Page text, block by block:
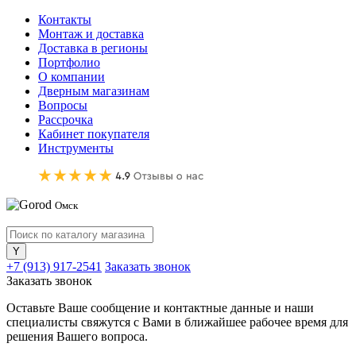
Контакты
Монтаж и доставка
Доставка в регионы
Портфолио
О компании
Дверным магазинам
Вопросы
Рассрочка
Кабинет покупателя
Инструменты
Омск
+7 (913) 917-2541 Заказать звонок
Заказать звонок
Оставьте Ваше сообщение и контактные данные и наши
специалисты свяжутся с Вами в ближайшее рабочее время для
решения Вашего вопроса.